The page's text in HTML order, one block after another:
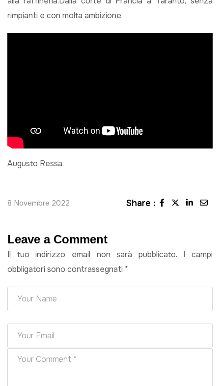
rimpianti e con molta ambizione.
Augusto Ressa.
8 Novembre 2022 Share :
Leave a Comment
Il tuo indirizzo email non sarà pubblicato.
I campi
obbligatori sono contrassegnati *